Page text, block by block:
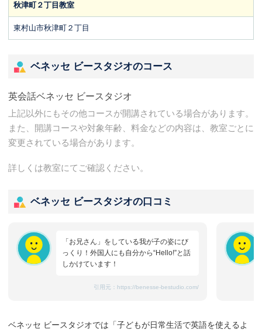
秋津町２丁目教室
東村山市秋津町２丁目
ベネッセ ビースタジオのコース
英会話ベネッセ ビースタジオ
上記以外にもその他コースが開講されている場合があります。
また、開講コースや対象年齢、料金などの内容は、教室ごとに
変更されている場合があります。
詳しくは教室にてご確認ください。
ベネッセ ビースタジオの口コミ
「お兄さん」をしている我が子の姿にび
っくり！外国人にも自分から“Hello!”と話
しかけています！
引用元： https://benesse-bestudio.com/
ベネッセ ビースタジオでは「子どもが日常生活で英語を使えるよ